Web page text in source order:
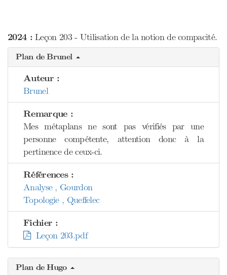
2024 :Leçon 203 - Utilisation de la notion de compacité.
Plan de Brunel
Auteur :
Brunel
Remarque :
Mes métaplans ne sont pas vérifiés par une
personne compétente, attention donc à la
pertinence de ceux-ci.
Références :
Analyse , Gourdon
Topologie , Queffelec
Fichier :
Leçon 203.pdf
Plan de Hugo